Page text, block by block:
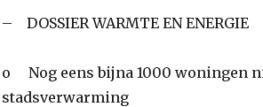
– DOSSIER WARMTE EN ENERGIE
o Nog eens bijna 1000 woningen
stadsverwarming